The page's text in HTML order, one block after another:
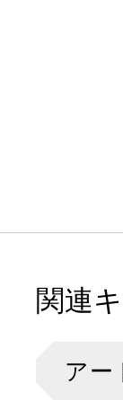
関連
アー